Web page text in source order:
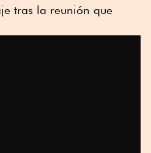
tras la reunión que